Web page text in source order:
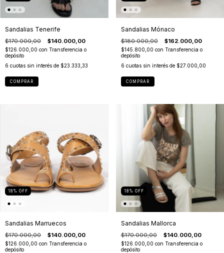
Sandalias Tenerife
$170.000,00 $140.000,00
$126.000,00 con Transferencia o
depósito
6 cuotas sin interés de $23.333,33
COMPRAR
Sandalias Mónaco
$180.000,00 $162.000,00
$145.800,00 con Transferencia o
depósito
6 cuotas sin interés de $27.000,00
COMPRAR
18 % OFF
Sandalias Marruecos
$170.000,00 $140.000,00
$126.000,00 con Transferencia o
depósito
18 % OFF
Sandalias Mallorca
$170.000,00 $140.000,00
$126.000,00 con Transferencia o
depósito